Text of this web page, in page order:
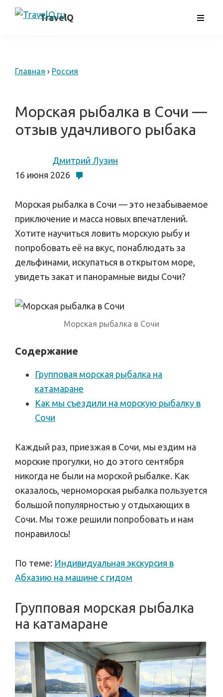
Skip
TravelQ
самостоятельные
Главная › Россия
Морская рыбалка в Сочи —
отзыв удачливого рыбака
Дмитрий Лузин
16 июня 2026
Морская рыбалка в Сочи — это незабываемое
приключение и масса новых впечатлений.
Хотите научиться ловить морскую рыбу и
попробовать её на вкус, понаблюдать за
дельфинами, искупаться в открытом море,
увидеть закат и панорамные виды Сочи?
Морская рыбалка в Сочи
Содержание
Групповая морская рыбалка на
катамаране
Как мы съездили на морскую рыбалку в
Сочи
Каждый раз, приезжая в Сочи, мы ездим на
морские прогулки, но до этого сентября
никогда не были на морской рыбалке. Как
оказалось, черноморская рыбалка пользуется
большой популярностью у отдыхающих в
Сочи. Мы тоже решили попробовать и нам
понравилось!
По теме: Индивидуальная экскурсия в
Абхазию на машине с гидом
Групповая морская рыбалка
на катамаране